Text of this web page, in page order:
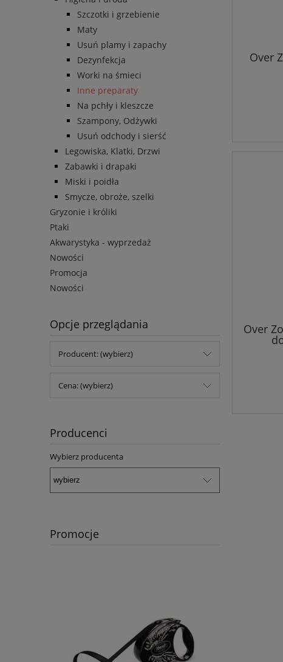
Szczotki i grzebienie
Maty
Usuń plamy i zapachy
Dezynfekcja
Worki na śmieci
Inne preparaty
Na pchły i kleszcze
Szampony, Odżywki
Usuń odchody i sierść
Legowiska, Klatki, Drzwi
Zabawki i drapaki
Miski i poidła
Smycze, obroże, szelki
Gryzonie i króliki
Ptaki
Akwarystyka - wyprzedaż
Nowości
Promocja
Nowości
Opcje przeglądania
Producent: (wybierz)
Cena: (wybierz)
Producenci
Wybierz producenta
Promocje
Over
Over